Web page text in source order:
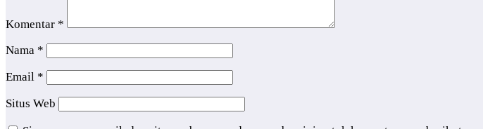
Komentar *
Nama *
Email *
Situs Web